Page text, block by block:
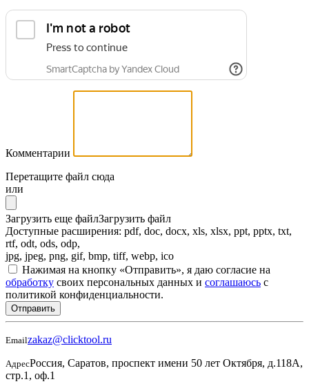
Комментарии
Перетащите файл сюда
или
Загрузить еще файлЗагрузить файл
Доступные расширения: pdf, doc, docx, xls, xlsx, ppt, pptx, txt,
rtf, odt, ods, odp,
jpg, jpeg, png, gif, bmp, tiff, webp, ico
Нажимая на кнопку «Отправить», я даю согласие на
обработку своих персональных данных и соглашаюсь с
политикой конфиденциальности.
Отправить
Emailzakaz@clicktool.ru
АдресРоссия, Саратов, проспект имени 50 лет Октября, д.118А,
стр.1, оф.1